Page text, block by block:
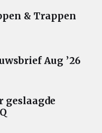
& Trappen
Aug ’26
geslaagde